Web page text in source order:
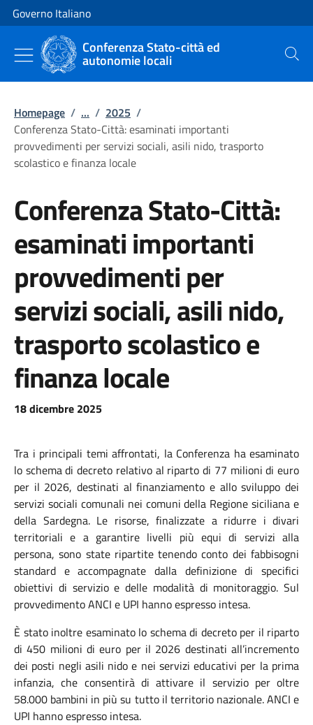
Vai al contenuto
Vai alla navigazione del sito
Governo Italiano
Conferenza Stato-città ed
autonomie locali Cerca
Homepage / ... / 2025 /
Conferenza Stato-Città: esaminati importanti
provvedimenti per servizi sociali, asili nido, trasporto
scolastico e finanza locale
Conferenza Stato-Città:
esaminati importanti
provvedimenti per
servizi sociali, asili nido,
trasporto scolastico e
finanza locale
18 dicembre 2025
Tra i principali temi affrontati, la Conferenza ha esaminato
lo schema di decreto relativo al riparto di 77 milioni di euro
per il 2026, destinati al finanziamento e allo sviluppo dei
servizi sociali comunali nei comuni della Regione siciliana e
della Sardegna. Le risorse, finalizzate a ridurre i divari
territoriali e a garantire livelli più equi di servizi alla
persona, sono state ripartite tenendo conto dei fabbisogni
standard e accompagnate dalla definizione di specifici
obiettivi di servizio e delle modalità di monitoraggio. Sul
provvedimento ANCI e UPI hanno espresso intesa.
È stato inoltre esaminato lo schema di decreto per il riparto
di 450 milioni di euro per il 2026 destinati all’incremento
dei posti negli asili nido e nei servizi educativi per la prima
infanzia, che consentirà di attivare il servizio per oltre
58.000 bambini in più su tutto il territorio nazionale. ANCI e
UPI hanno espresso intesa.